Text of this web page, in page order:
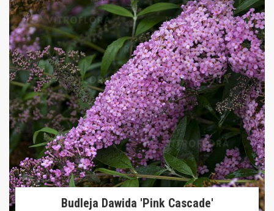
Budleja Dawida 'Pink Cascade'